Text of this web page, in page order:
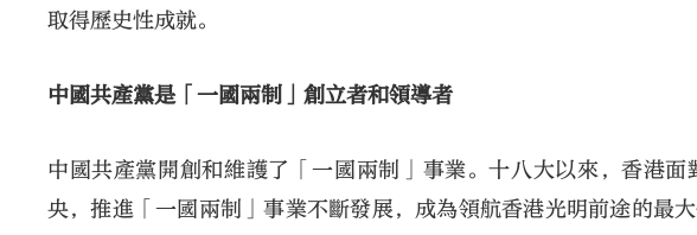
取得歷史性成就。
中國共產黨是「一國兩制」創立者和領導者
中國共產黨開創和維護了「一國兩制」事業。十八大以來，香港
央，推進「一國兩制」事業不斷發展，成為領航香港光明前途的最